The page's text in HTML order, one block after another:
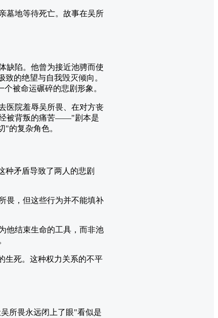
墓地等待死亡。故事在吴所
缺陷。他曾为接近池骋而使
的绝望与自我毁灭倾向。
被命运碾碎的悲剧形象。
医院羞辱吴所畏、在对方丧
经被背叛的痛苦——"剧本是
的复杂角色。
种矛盾导致了两人的悲剧
畏，但这些行为并不能填补
他结束生命的工具，而非池
生死。这种权力关系的不平
所畏永远闭上了眼"看似是